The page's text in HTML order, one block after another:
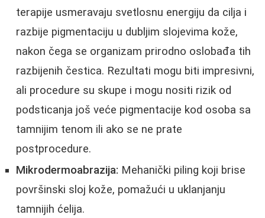
terapije usmeravaju svetlosnu energiju da cilja i
razbije pigmentaciju u dubljim slojevima kože,
nakon čega se organizam prirodno oslobađa tih
razbijenih čestica. Rezultati mogu biti impresivni,
ali procedure su skupe i mogu nositi rizik od
podsticanja još veće pigmentacije kod osoba sa
tamnijim tenom ili ako se ne prate
postprocedure.
Mikrodermoabrazija: Mehanički piling koji brise
površinski sloj kože, pomažući u uklanjanju
tamnijih ćelija.